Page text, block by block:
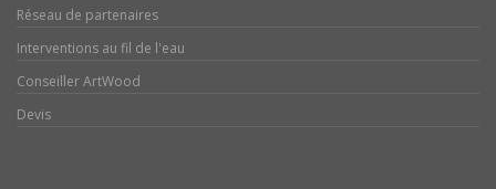
Réseau de partenaires
Interventions au fil de l'eau
Conseiller ArtWood
Devis